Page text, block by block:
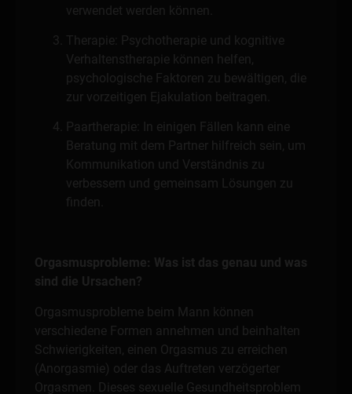
verwendet werden können.
Therapie: Psychotherapie und kognitive
Verhaltenstherapie können helfen,
psychologische Faktoren zu bewältigen, die
zur vorzeitigen Ejakulation beitragen.
Paartherapie: In einigen Fällen kann eine
Beratung mit dem Partner hilfreich sein, um
Kommunikation und Verständnis zu
verbessern und gemeinsam Lösungen zu
finden.
Orgasmusprobleme: Was ist das genau und was
sind die Ursachen?
Orgasmusprobleme beim Mann können
verschiedene Formen annehmen und beinhalten
Schwierigkeiten, einen Orgasmus zu erreichen
(Anorgasmie) oder das Auftreten verzögerter
Orgasmen. Dieses sexuelle Gesundheitsproblem